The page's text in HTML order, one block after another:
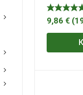
9,86 € (